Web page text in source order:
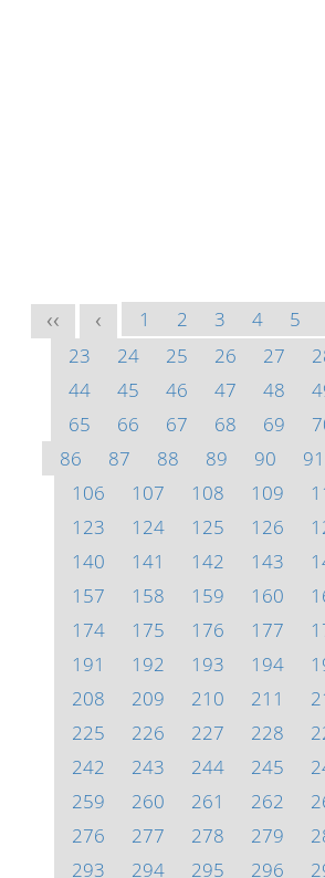
<< < 1 2 3 4 5
23
24 25 26 27
44
45 46 47 48
65
66 67 68 69
86
87 88 89 90 91
106
107 108 109
123
124 125 126
140
141 142 143
157
158 159 160
174
175 176 177
191
192 193 194
208
209 210 211
225
226 227 228
242
243 244 245
259
260 261 262
276
277 278 279
293
294 295 296